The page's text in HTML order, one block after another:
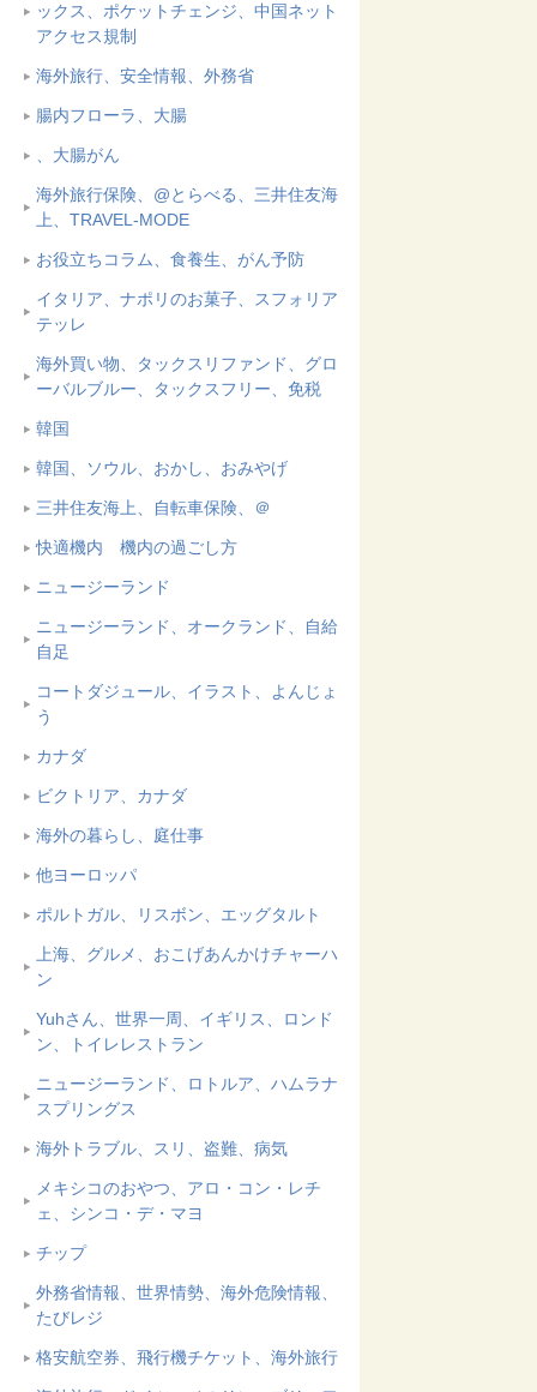
ックス、ポケットチェンジ、中国ネット
アクセス規制
海外旅行、安全情報、外務省
腸内フローラ、大腸
、大腸がん
海外旅行保険、@とらべる、三井住友海
上、TRAVEL-MODE
お役立ちコラム、食養生、がん予防
イタリア、ナポリのお菓子、スフォリア
テッレ
海外買い物、タックスリファンド、グロ
ーバルブルー、タックスフリー、免税
韓国
韓国、ソウル、おかし、おみやげ
三井住友海上、自転車保険、＠
快適機内 機内の過ごし方
ニュージーランド
ニュージーランド、オークランド、自給
自足
コートダジュール、イラスト、よんじょ
う
カナダ
ビクトリア、カナダ
海外の暮らし、庭仕事
他ヨーロッパ
ポルトガル、リスボン、エッグタルト
上海、グルメ、おこげあんかけチャーハ
ン
Yuhさん、世界一周、イギリス、ロンド
ン、トイレレストラン
ニュージーランド、ロトルア、ハムラナ
スプリングス
海外トラブル、スリ、盗難、病気
メキシコのおやつ、アロ・コン・レチ
ェ、シンコ・デ・マヨ
チップ
外務省情報、世界情勢、海外危険情報、
たびレジ
格安航空券、飛行機チケット、海外旅行